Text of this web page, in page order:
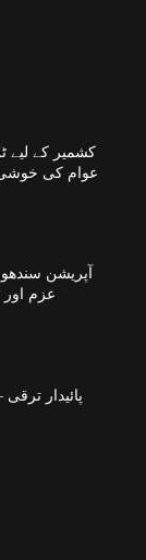
کشمیر کے لیے
عوام کی
آپریشن
عزم اور
پائیدار